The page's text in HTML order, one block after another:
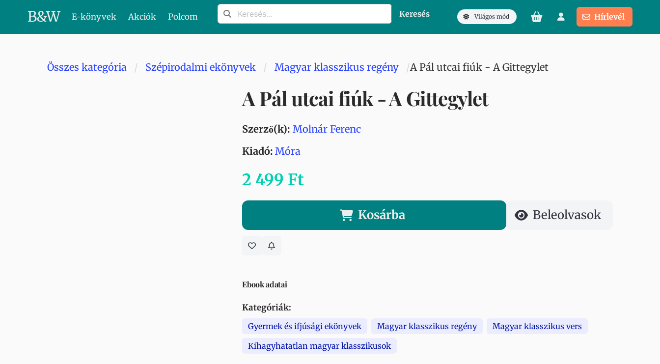
B&W E-könyvek Akciók Polcom Keresés Világos mód Hírlevél
Összes kategória Szépirodalmi ekönyvek Magyar klasszikus regény A Pál utcai fiúk - A Gittegylet
A Pál utcai fiúk - A Gittegylet
Szerző(k): Molnár Ferenc
Kiadó: Móra
2 499 Ft
Kosárba Beleolvasok
Ebook adatai
Kategóriák:
Gyermek és ifjúsági ekönyvek Magyar klasszikus regény
Magyar klasszikus vers
Kihagyhatatlan magyar klasszikusok